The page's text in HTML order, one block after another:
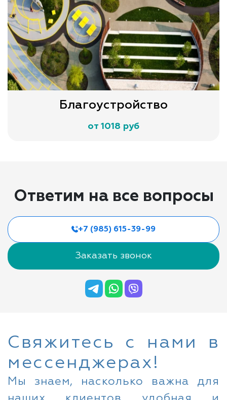
Благоустройство
от 1018 руб
Ответим на все вопросы
+7 (985) 615-39-99
Заказать звонок
Свяжитесь с нами в
мессенджерах!
Мы знаем, насколько важна для